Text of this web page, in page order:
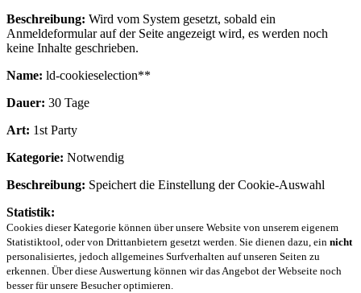
Beschreibung: Wird vom System gesetzt, sobald ein
Anmeldeformular auf der Seite angezeigt wird, es werden noch
keine Inhalte geschrieben.
Name: ld-cookieselection**
Dauer: 30 Tage
Art: 1st Party
Kategorie: Notwendig
Beschreibung: Speichert die Einstellung der Cookie-Auswahl
Statistik:
Cookies dieser Kategorie können über unsere Website von unserem eigenem
Statistiktool, oder von Drittanbietern gesetzt werden. Sie dienen dazu, ein nicht
personalisiertes, jedoch allgemeines Surfverhalten auf unseren Seiten zu
erkennen. Über diese Auswertung können wir das Angebot der Webseite noch
besser für unsere Besucher optimieren.